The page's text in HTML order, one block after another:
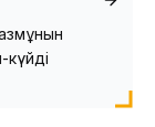
күйді